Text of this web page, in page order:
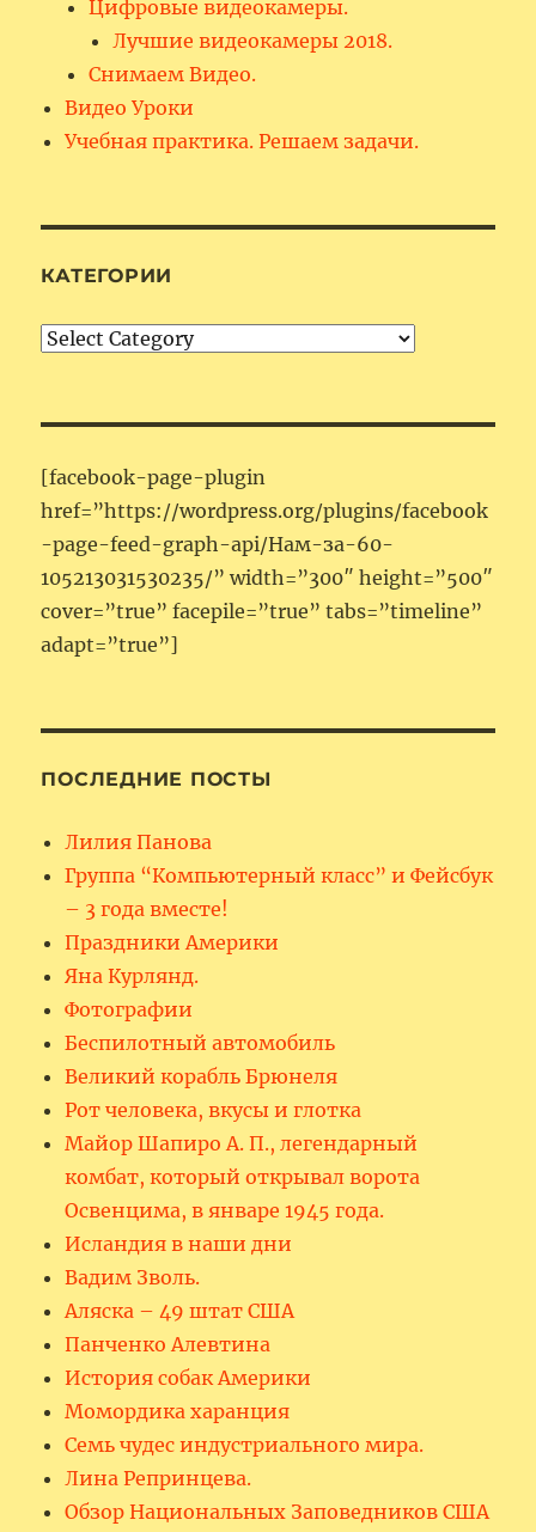
Цифровые видеокамеры.
Лучшие видеокамеры 2018.
Снимаем Видео.
Видео Уроки
Учебная практика. Решаем задачи.
КАТЕГОРИИ
Категории
[facebook-page-plugin
href=”https://wordpress.org/plugins/facebook
-page-feed-graph-api/Нам-за-60-
105213031530235/” width=”300″ height=”500″
cover=”true” facepile=”true” tabs=”timeline”
adapt=”true”]
ПОСЛЕДНИЕ ПОСТЫ
Лилия Панова
Группа “Компьютерный класс” и Фейсбук
– 3 года вместе!
Праздники Америки
Яна Курлянд.
Фотографии
Беспилотный автомобиль
Великий корабль Брюнеля
Рот человека, вкусы и глотка
Майор Шапиро А. П., легендарный
комбат, который открывал ворота
Освенцима, в январе 1945 года.
Исландия в наши дни
Вадим Зволь.
Аляска – 49 штат США
Панченко Алевтина
История собак Америки
Момордика харанция
Семь чудес индустриального мира.
Лина Репринцева.
Обзор Национальных Заповедников США